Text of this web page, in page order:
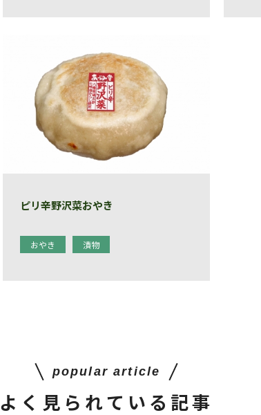
ピリ辛野沢菜おやき
おやき 漬物
popular article
よく見られている記事